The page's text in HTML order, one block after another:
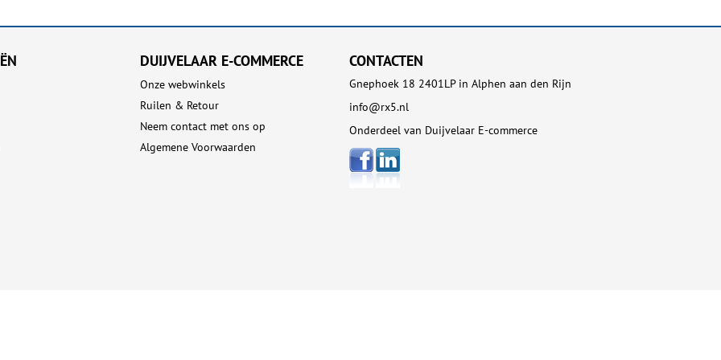
DUIJVELAAR E-COMMERCE
Onze webwinkels
Ruilen & Retour
Neem contact met ons op
Algemene Voorwaarden
CONTACTEN
Gnephoek 18 2401LP in Alphen aan den Rijn
info@rx5.nl
Onderdeel van Duijvelaar E-commerce